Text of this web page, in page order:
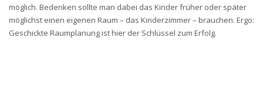
möglich. Bedenken sollte man dabei das Kinder früher oder später
möglichst einen eigenen Raum – das Kinderzimmer – brauchen. Ergo:
Geschickte Raumplanung ist hier der Schlüssel zum Erfolg.